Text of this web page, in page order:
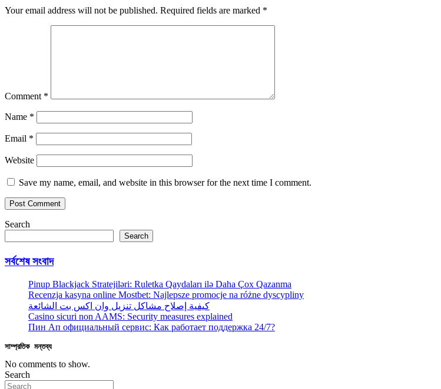
Your email address will not be published. Required fields are marked *
Comment *
Name *
Email *
Website
Save my name, email, and website in this browser for the next time I comment.
Search
Search
সর্বশেষ সংবাদ
Pinup Blackjack Stratejiləri: Ruletka Qaydaları ilə Daha Çox Qazanma
Recenzja kasyna online Mostbet: Najlepsze promocje na różne dyscypliny
كيفية إصلاح مشاكل تنزيل وان اكس بت الشائعة
Casino sicuri non AAMS: Security measures explained
Пин Ап официальный сервис: Как работает поддержка 24/7?
সাম্প্রতিক মন্তব্য
No comments to show.
Search